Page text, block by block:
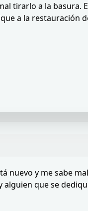
tirarlo a la basura.
a la restauración
nuevo y me sabe
que se